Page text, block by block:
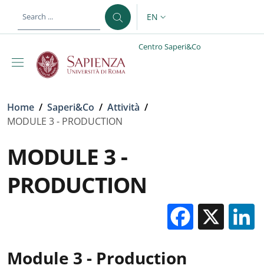
LANGUAGE SWITCHER:
EN
Centro Saperi&Co
Breadcrumb
Home / Saperi&Co / Attività /
MODULE 3 - PRODUCTION
MODULE 3 -
PRODUCTION
X
Module 3 - Production